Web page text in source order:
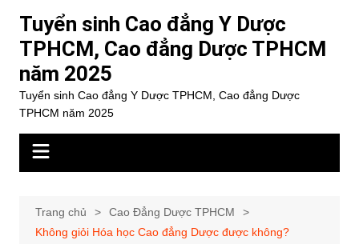
dung
Tuyển sinh Cao đẳng Y Dược
TPHCM, Cao đẳng Dược TPHCM
năm 2025
Tuyển sinh Cao đẳng Y Dược TPHCM, Cao đẳng Dược
TPHCM năm 2025
Trang chủ
Cao Đẳng Dược TPHCM
Không giỏi Hóa học Cao đẳng Dược được không?